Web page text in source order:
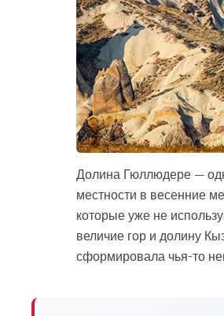
Долина Гюллюдере —
местности в весенние
которые уже не
величие гор и долину
сформировала чья-то